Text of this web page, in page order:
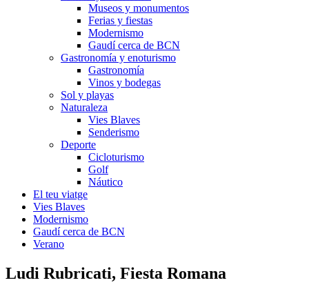
Museos y monumentos
Ferias y fiestas
Modernismo
Gaudí cerca de BCN
Gastronomía y enoturismo
Gastronomía
Vinos y bodegas
Sol y playas
Naturaleza
Vies Blaves
Senderismo
Deporte
Cicloturismo
Golf
Náutico
El teu viatge
Vies Blaves
Modernismo
Gaudí cerca de BCN
Verano
Ludi Rubricati, Fiesta Romana